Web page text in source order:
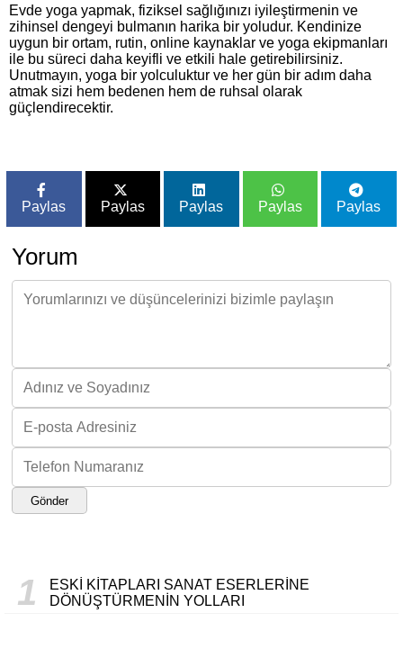
Evde yoga yapmak, fiziksel sağlığınızı iyileştirmenin ve
zihinsel dengeyi bulmanın harika bir yoludur. Kendinize
uygun bir ortam, rutin, online kaynaklar ve yoga ekipmanları
ile bu süreci daha keyifli ve etkili hale getirebilirsiniz.
Unutmayın, yoga bir yolculuktur ve her gün bir adım daha
atmak sizi hem bedenen hem de ruhsal olarak
güçlendirecektir.
Paylas Paylas Paylas Paylas Paylas
Yorum
Gönder
1
ESKI KITAPLARI SANAT ESERLERINE
DÖNÜŞTÜRMENIN YOLLARI